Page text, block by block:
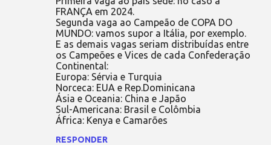
FRANÇA em 2024.
Segunda vaga ao Campeão de COPA DO
MUNDO: vamos supor a Itália, por exemplo.
E as demais vagas seriam distribuídas entre
os Campeões e Vices de cada Confederação
Continental:
Europa: Sérvia e Turquia
Norceca: EUA e Rep.Dominicana
Ásia e Oceania: China e Japão
Sul-Americana: Brasil e Colômbia
África: Kenya e Camarões
RESPONDER